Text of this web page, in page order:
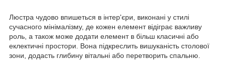
Люстра чудово впишеться в інтер'єри, виконані у стилі
сучасного мінімалізму, де кожен елемент відіграє важливу
роль, а також може додати елемент в більш класичні або
еклектичні простори. Вона підкреслить вишуканість столової
зони, додасть глибину вітальні або перетворить спальню.